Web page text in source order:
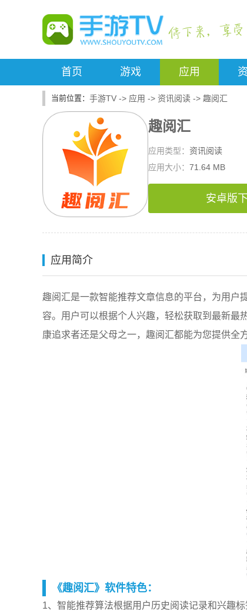
首页 游戏 应用
手游TV -> 应用 -> 资讯阅读 -> 趣阅汇
趣阅汇
应用类型： 资讯阅读
应用大小： 71.64 MB
安卓版
应用简介
趣阅汇是一款智能推荐文章信息的平台，为用户
容。用户可以根据个人兴趣，轻松获取到最新最
康追求者还是父母之一，趣阅汇都能为您提供全
《趣阅汇》软件特色：
1、智能推荐算法根据用户历史阅读记录和兴趣